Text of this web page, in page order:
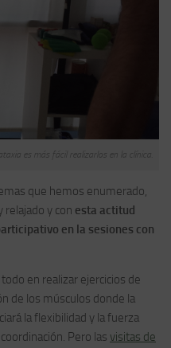
es más fácil realizarlos en la clínica.
que hemos enumerado,
y con esta actitud
en la sesiones con
en realizar ejercicios de
de los músculos donde la
la flexibilidad y la fuerza
Pero las visitas de